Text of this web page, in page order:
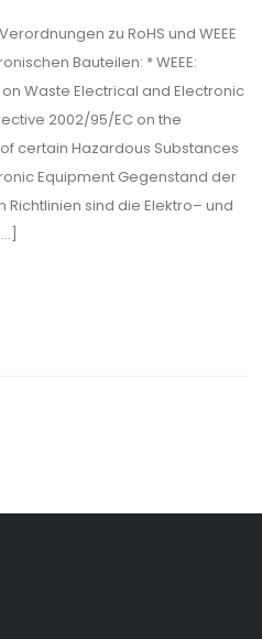
zu RoHS und WEEE
Bauteilen: * WEEE:
Waste Electrical and Electronic
2002/95/EC on the
certain Hazardous Substances
Equipment Gegenstand der
sind die Elektro– und